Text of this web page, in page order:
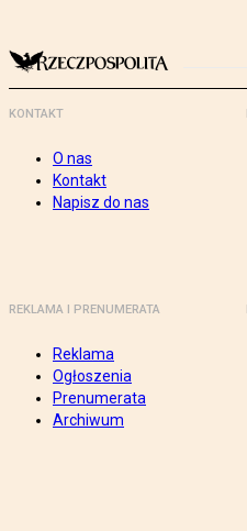
KONTAKT
O nas
Kontakt
Napisz do nas
REKLAMA I PRENUMERATA
Reklama
Ogłoszenia
Prenumerata
Archiwum